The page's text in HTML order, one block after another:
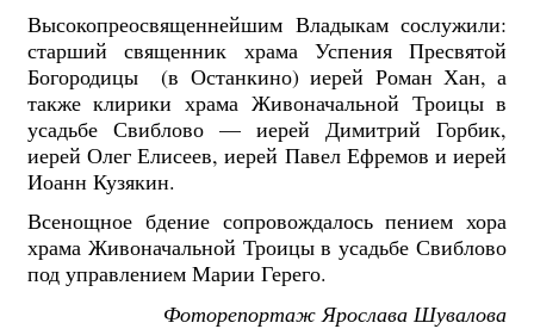
Высокопреосвященнейшим Владыкам сослужили:
старший священник храма Успения Пресвятой
Богородицы (в Останкино) иерей Роман Хан, а
также клирики храма Живоначальной Троицы в
усадьбе Свиблово — иерей Димитрий Горбик,
иерей Олег Елисеев, иерей Павел Ефремов и иерей
Иоанн Кузякин.
Всенощное бдение сопровождалось пением хора
храма Живоначальной Троицы в усадьбе Свиблово
под управлением Марии Герего.
Фоторепортаж Ярослава Шувалова